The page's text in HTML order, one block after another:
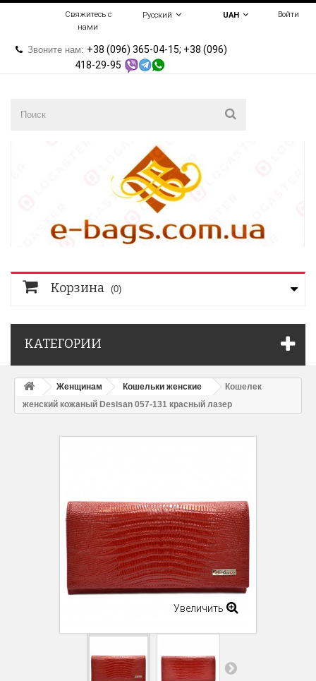
Войти
UAH
Русский
Свяжитесь с
нами
Звоните нам: +38 (096) 365-04-15; +38 (096)
418-29-95
Корзина (0)
КАТЕГОРИИ
Женщинам Кошельки женские
Кошелек
женский кожаный Desisan 057-131 красный лазер
Увеличить